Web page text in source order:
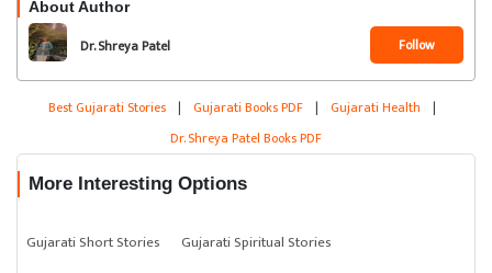
About Author
Dr. Shreya Patel Follow
Best Gujarati Stories | Gujarati Books PDF | Gujarati Health |
Dr. Shreya Patel Books PDF
More Interesting Options
Gujarati Short Stories
Gujarati Spiritual Stories